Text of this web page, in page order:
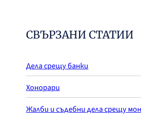
СВЪРЗАНИ СТАТИИ
Дела срещу банки
Хонорари
Жалби и съдебни дела срещу